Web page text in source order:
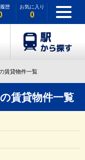
歴 お気に入り
0
賃貸物件一覧
賃貸物件一覧